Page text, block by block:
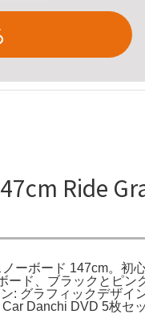
Ride
ーボード 147cm。
ド、ブラックとピ
: グラフィックデザ
Danchi DVD 5枚セ